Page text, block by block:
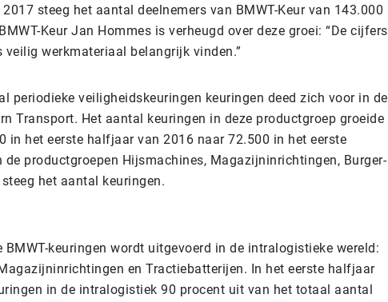
steeg het aantal deelnemers van BMWT-Keur van 143.000
Keur Jan Hommes is verheugd over deze groei: “De cijfers
veilig werkmateriaal belangrijk vinden.”
periodieke veiligheidskeuringen keuringen deed zich voor in de
Transport. Het aantal keuringen in deze productgroep groeide
in het eerste halfjaar van 2016 naar 72.500 in het eerste
productgroepen Hijsmachines, Magazijninrichtingen, Burger-
het aantal keuringen.
BMWT-keuringen wordt uitgevoerd in de intralogistieke wereld:
en Tractiebatterijen. In het eerste halfjaar
in de intralogistiek 90 procent uit van het totaal aantal